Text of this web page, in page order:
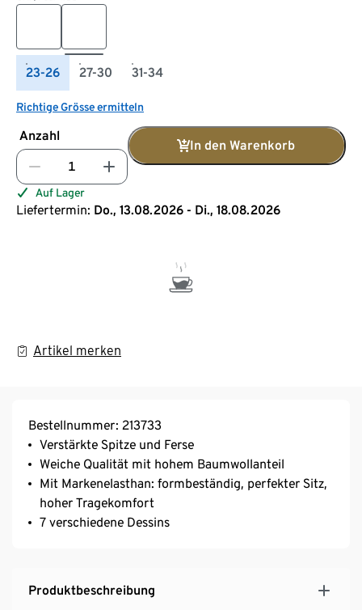
23-26 27-30 31-34
Richtige Grösse ermitteln
Anzahl
In den Warenkorb
Auf Lager
Liefertermin: Do., 13.08.2026 - Di., 18.08.2026
Artikel merken
Bestellnummer: 213733
Verstärkte Spitze und Ferse
Weiche Qualität mit hohem Baumwollanteil
Mit Markenelasthan: formbeständig, perfekter Sitz,
hoher Tragekomfort
7 verschiedene Dessins
Produktbeschreibung